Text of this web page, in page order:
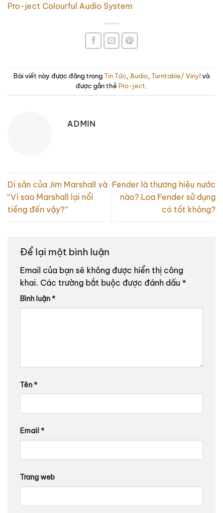
Pro-ject Colourful Audio System
Bài viết này được đăng trongTin Tức Audio Turntable/ Vinylvà
được gắn thẻ Pro-ject
ADMIN
Di sản của Jim Marshall và
“Vì sao Marshall lại nổi
tiếng đến vậy?”
Fender là thương hiệu nước
nào? Loa Fender sử dụng
có tốt không?
Để lại một bình luận
Email của bạn sẽ không được hiển thị công
khai. Các trường bắt buộc được đánh dấu *
Bình luận*
Tên*
Email *
Trang web